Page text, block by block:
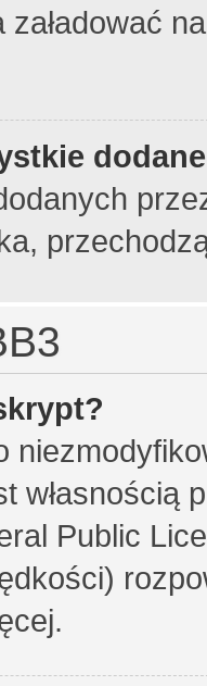
załadować
własnością
Public